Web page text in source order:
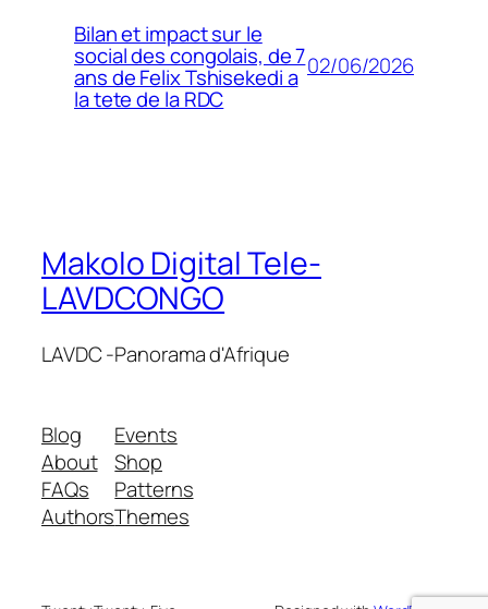
Bilan et impact sur le
social des congolais, de 7
ans de Felix Tshisekedi a
la tete de la RDC
02/06/2026
Makolo Digital Tele-
LAVDCONGO
LAVDC -Panorama d'Afrique
Blog
About
FAQs
Authors
Events
Shop
Patterns
Themes